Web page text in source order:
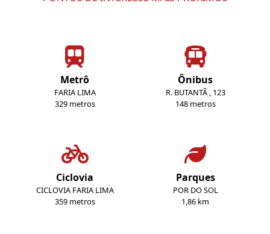
Metrô
FARIA LIMA
329 metros
Ônibus
R. BUTANTÃ , 123
148 metros
Ciclovia
CICLOVIA FARIA LIMA
359 metros
Parques
POR DO SOL
1,86 km